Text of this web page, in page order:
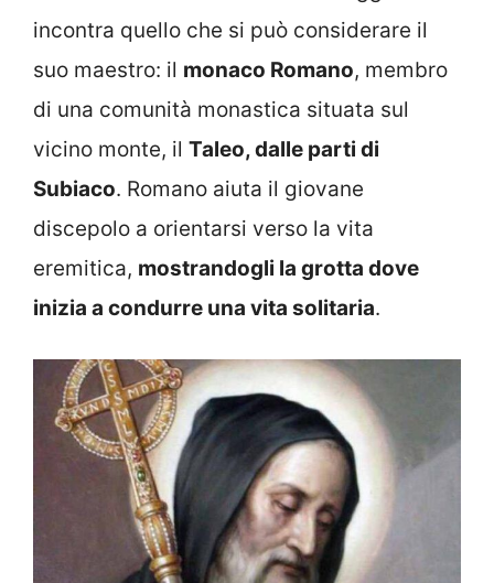
incontra quello che si può considerare il
suo maestro: il monaco Romano, membro
di una comunità monastica situata sul
vicino monte, il Taleo, dalle parti di
Subiaco. Romano aiuta il giovane
discepolo a orientarsi verso la vita
eremitica, mostrandogli la grotta dove
inizia a condurre una vita solitaria.